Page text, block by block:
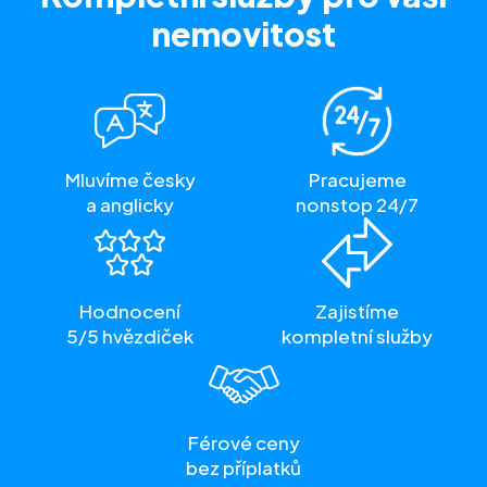
nemovitost
Mluvíme česky
a anglicky
Pracujeme
nonstop 24/7
Hodnocení
5/5 hvězdiček
Zajistíme
kompletní služby
Férové ceny
bez příplatků